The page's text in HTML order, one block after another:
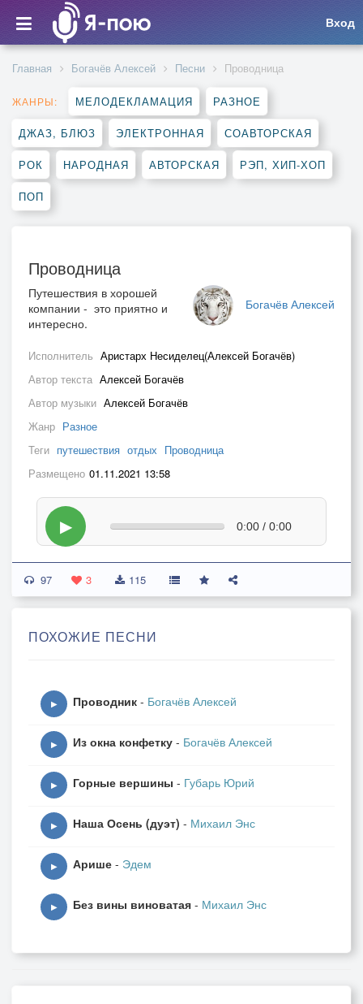
Вход
Главная Богачёв Алексей Песни Проводница
ЖАНРЫ: МЕЛОДЕКЛАМАЦИЯ РАЗНОЕ
ДЖАЗ, БЛЮЗ ЭЛЕКТРОННАЯ СОАВТОРСКАЯ
РОК НАРОДНАЯ АВТОРСКАЯ РЭП, ХИП-ХОП
ПОП
Проводница
Богачёв Алексей
Путешествия в хорошей
компании - это приятно и
интересно.
Исполнитель Аристарх Несиделец(Алексей Богачёв)
Автор текста Алексей Богачёв
Автор музыки Алексей Богачёв
Жанр Разное
Теги путешествия отдых Проводница
Размещено 01.11.2021 13:58
▶ 0:00 / 0:00
97 3 115
ПОХОЖИЕ ПЕСНИ
▶ Проводник - Богачёв Алексей
▶ Из окна конфетку - Богачёв Алексей
▶ Горные вершины - Губарь Юрий
▶ Наша Осень (дуэт) - Михаил Энс
▶ Арише - Эдем
▶ Без вины виноватая - Михаил Энс